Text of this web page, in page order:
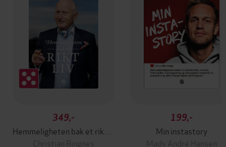
349,-
Christian Ringnes
199,-
Min instastory
Mads André Hansen